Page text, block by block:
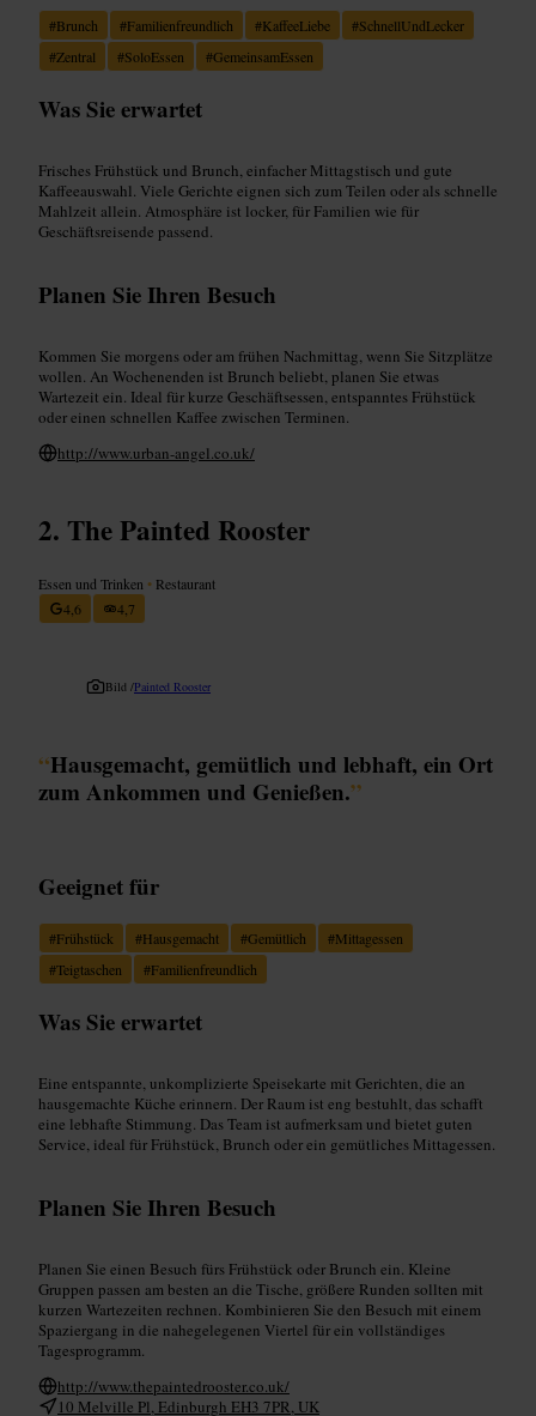
#Brunch #Familienfreundlich #KaffeeLiebe #SchnellUndLecker
#Zentral #SoloEssen #GemeinsamEssen
Was Sie erwartet
Frisches Frühstück und Brunch, einfacher Mittagstisch und gute
Kaffeeauswahl. Viele Gerichte eignen sich zum Teilen oder als schnelle
Mahlzeit allein. Atmosphäre ist locker, für Familien wie für
Geschäftsreisende passend.
Planen Sie Ihren Besuch
Kommen Sie morgens oder am frühen Nachmittag, wenn Sie Sitzplätze
wollen. An Wochenenden ist Brunch beliebt, planen Sie etwas
Wartezeit ein. Ideal für kurze Geschäftsessen, entspanntes Frühstück
oder einen schnellen Kaffee zwischen Terminen.
http://www.urban-angel.co.uk/
The Painted Rooster
Essen und Trinken • Restaurant
4,6
4,7
Bild /Painted Rooster
“Hausgemacht, gemütlich und lebhaft, ein Ort
zum Ankommen und Genießen.”
Geeignet für
#Frühstück #Hausgemacht #Gemütlich #Mittagessen
#Teigtaschen #Familienfreundlich
Was Sie erwartet
Eine entspannte, unkomplizierte Speisekarte mit Gerichten, die an
hausgemachte Küche erinnern. Der Raum ist eng bestuhlt, das schafft
eine lebhafte Stimmung. Das Team ist aufmerksam und bietet guten
Service, ideal für Frühstück, Brunch oder ein gemütliches Mittagessen.
Planen Sie Ihren Besuch
Planen Sie einen Besuch fürs Frühstück oder Brunch ein. Kleine
Gruppen passen am besten an die Tische, größere Runden sollten mit
kurzen Wartezeiten rechnen. Kombinieren Sie den Besuch mit einem
Spaziergang in die nahegelegenen Viertel für ein vollständiges
Tagesprogramm.
http://www.thepaintedrooster.co.uk/
10 Melville Pl, Edinburgh EH3 7PR, UK